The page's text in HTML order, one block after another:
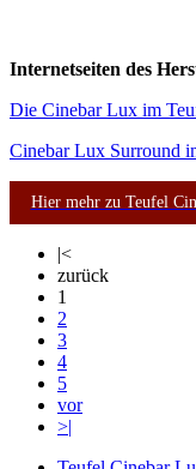
Internetseiten des
Die Cinebar Lux im
Cinebar Lux Surround
Hier mehr zu Teufel
|<
zurück
1
2
3
4
5
vor
>|